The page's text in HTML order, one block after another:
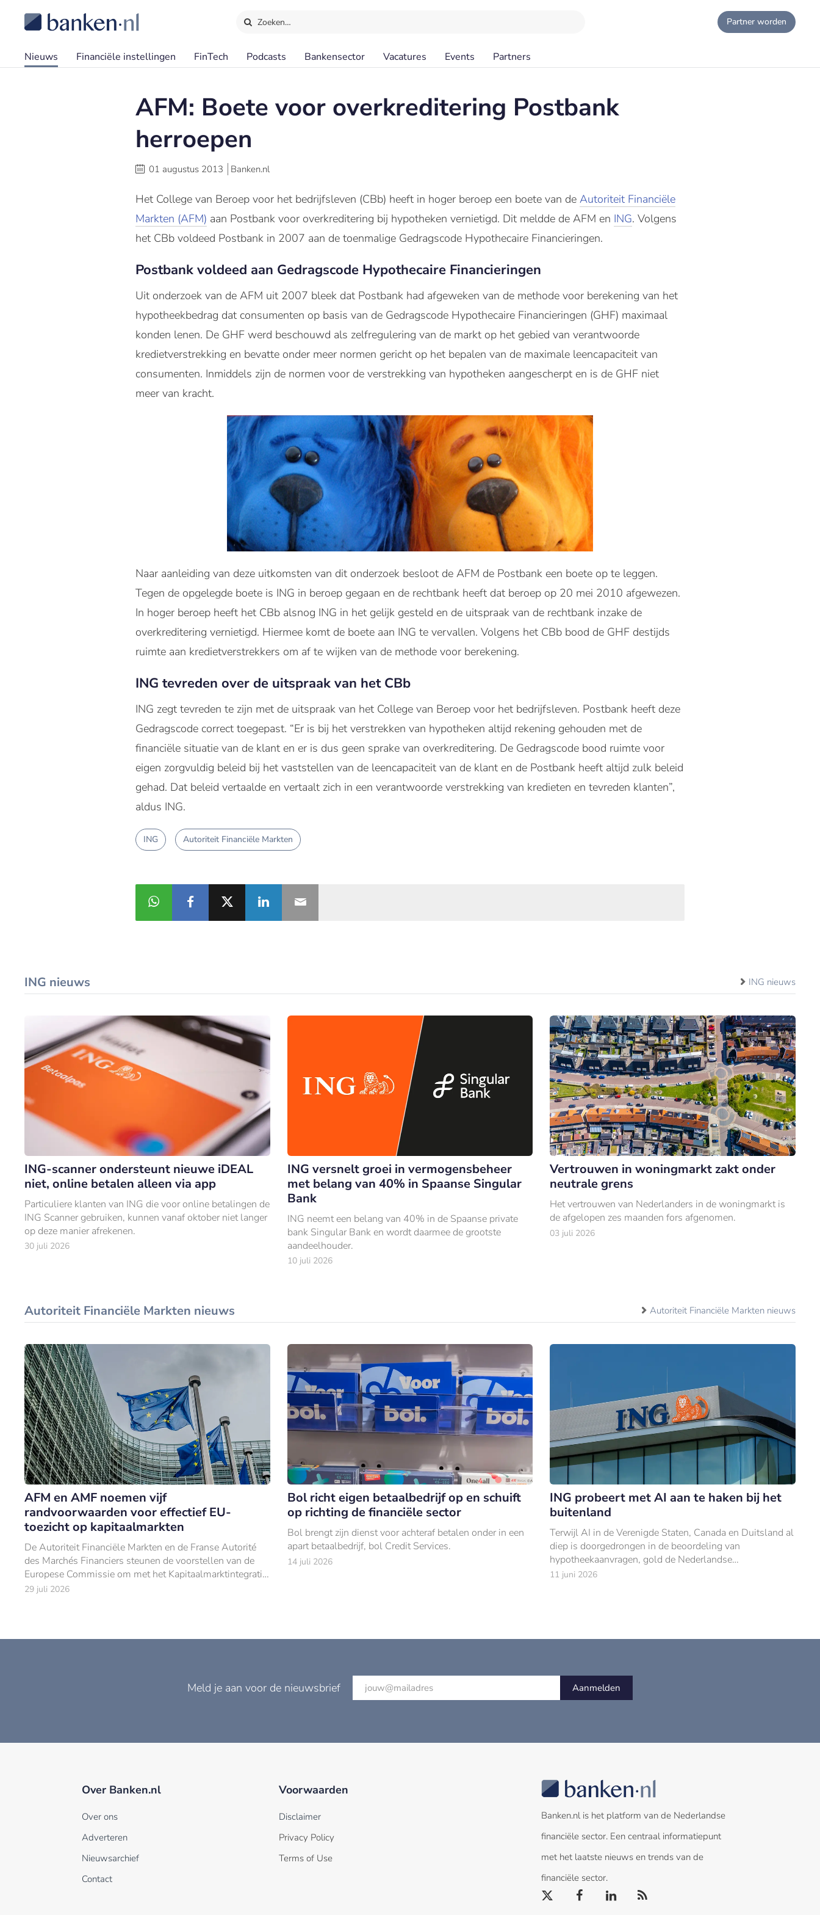
Zoeken… Partner worden
Nieuws Financiële instellingen FinTech Podcasts Bankensector Vacatures Events Partners
AFM: Boete voor overkreditering Postbank
herroepen
01 augustus 2013 Banken.nl
Het College van Beroep voor het bedrijfsleven (CBb) heeft in hoger beroep een boete van de Autoriteit Financiële
Markten (AFM) aan Postbank voor overkreditering bij hypotheken vernietigd. Dit meldde de AFM en ING. Volgens
het CBb voldeed Postbank in 2007 aan de toenmalige Gedragscode Hypothecaire Financieringen.
Postbank voldeed aan Gedragscode Hypothecaire Financieringen
Uit onderzoek van de AFM uit 2007 bleek dat Postbank had afgeweken van de methode voor berekening van het
hypotheekbedrag dat consumenten op basis van de Gedragscode Hypothecaire Financieringen (GHF) maximaal
konden lenen. De GHF werd beschouwd als zelfregulering van de markt op het gebied van verantwoorde
kredietverstrekking en bevatte onder meer normen gericht op het bepalen van de maximale leencapaciteit van
consumenten. Inmiddels zijn de normen voor de verstrekking van hypotheken aangescherpt en is de GHF niet
meer van kracht.
Naar aanleiding van deze uitkomsten van dit onderzoek besloot de AFM de Postbank een boete op te leggen.
Tegen de opgelegde boete is ING in beroep gegaan en de rechtbank heeft dat beroep op 20 mei 2010 afgewezen.
In hoger beroep heeft het CBb alsnog ING in het gelijk gesteld en de uitspraak van de rechtbank inzake de
overkreditering vernietigd. Hiermee komt de boete aan ING te vervallen. Volgens het CBb bood de GHF destijds
ruimte aan kredietverstrekkers om af te wijken van de methode voor berekening.
ING tevreden over de uitspraak van het CBb
ING zegt tevreden te zijn met de uitspraak van het College van Beroep voor het bedrijfsleven. Postbank heeft deze
Gedragscode correct toegepast. “Er is bij het verstrekken van hypotheken altijd rekening gehouden met de
financiële situatie van de klant en er is dus geen sprake van overkreditering. De Gedragscode bood ruimte voor
eigen zorgvuldig beleid bij het vaststellen van de leencapaciteit van de klant en de Postbank heeft altijd zulk beleid
gehad. Dat beleid vertaalde en vertaalt zich in een verantwoorde verstrekking van kredieten en tevreden klanten”,
aldus ING.
ING Autoriteit Financiële Markten
ING nieuws ING nieuws
ING-scanner ondersteunt nieuwe iDEAL
niet, online betalen alleen via app
Particuliere klanten van ING die voor online betalingen de
ING Scanner gebruiken, kunnen vanaf oktober niet langer
op deze manier afrekenen.
30 juli 2026
ING versnelt groei in vermogensbeheer
met belang van 40% in Spaanse Singular
Bank
ING neemt een belang van 40% in de Spaanse private
bank Singular Bank en wordt daarmee de grootste
aandeelhouder.
10 juli 2026
Vertrouwen in woningmarkt zakt onder
neutrale grens
Het vertrouwen van Nederlanders in de woningmarkt is
de afgelopen zes maanden fors afgenomen.
03 juli 2026
Autoriteit Financiële Markten nieuws Autoriteit Financiële Markten nieuws
AFM en AMF noemen vijf
randvoorwaarden voor effectief EU-
toezicht op kapitaalmarkten
De Autoriteit Financiële Markten en de Franse Autorité
des Marchés Financiers steunen de voorstellen van de
Europese Commissie om met het Kapitaalmarktintegratie
en Toezichtcentralisatiepakket de mar
29 juli 2026
Bol richt eigen betaalbedrijf op en schuift
op richting de financiële sector
Bol brengt zijn dienst voor achteraf betalen onder in een
apart betaalbedrijf, bol Credit Services.
14 juli 2026
ING probeert met AI aan te haken bij het
buitenland
Terwijl AI in de Verenigde Staten, Canada en Duitsland al
diep is doorgedrongen in de beoordeling van
hypotheekaanvragen, gold de Nederlandse
hypotheeksector lang als kopschuw.
11 juni 2026
Meld je aan voor de nieuwsbrief Aanmelden
Over Banken.nl
Over ons
Adverteren
Nieuwsarchief
Contact
Voorwaarden
Disclaimer
Privacy Policy
Terms of Use
Banken.nl is het platform van de Nederlandse
financiële sector. Een centraal informatiepunt
met het laatste nieuws en trends van de
financiële sector.